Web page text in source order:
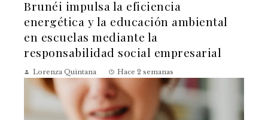
Brunéi impulsa la eficiencia
energética y la educación ambiental
en escuelas mediante la
responsabilidad social empresarial
Lorenza Quintana Hace 2 semanas